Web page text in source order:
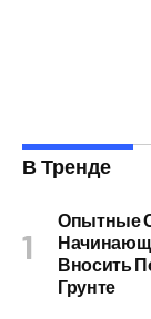
В Тренде
Опытные
Вносить
Грунте